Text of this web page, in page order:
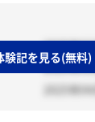
ート
2025年03
2025年
2025年
験記を見る(無料)